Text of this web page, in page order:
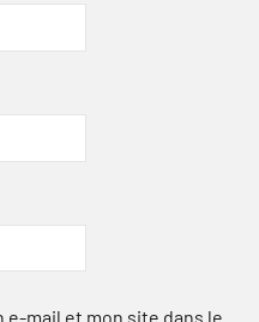
mail et mon site dans le